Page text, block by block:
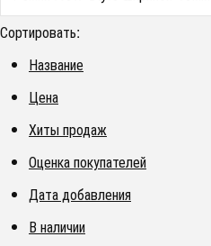
Сортировать:
Название
Цена
Хиты продаж
Оценка покупателей
Дата добавления
В наличии